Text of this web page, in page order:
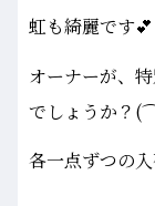
虹も綺麗です💕
オーナーが、
でしょうか
各一点ずつの入